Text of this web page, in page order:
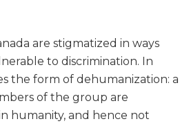
are stigmatized in ways
to discrimination. In
the form of dehumanization: a
of the group are
humanity, and hence not